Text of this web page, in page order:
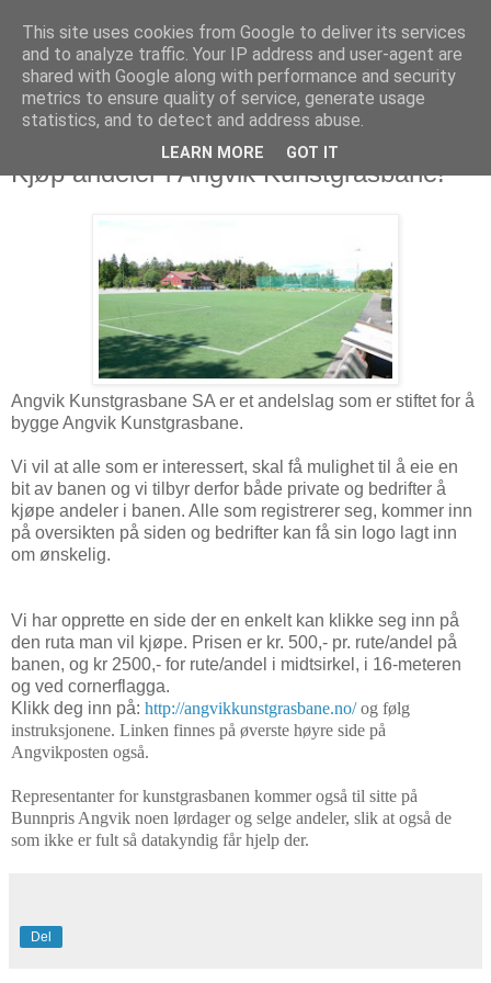
Kjøp andeler i Angvik Kunstgrasbane!
Angvik Kunstgrasbane SA er et andelslag som er stiftet for å
bygge Angvik Kunstgrasbane.
Vi vil at alle som er interessert, skal få mulighet til å eie en
bit av banen og vi tilbyr derfor både private og bedrifter å
kjøpe andeler i banen. Alle som registrerer seg, kommer inn
på oversikten på siden og bedrifter kan få sin logo lagt inn
om ønskelig.
Vi har opprette en side der en enkelt kan klikke seg inn på
den ruta man vil kjøpe. Prisen er kr. 500,- pr. rute/andel på
banen, og kr 2500,- for rute/andel i midtsirkel, i 16-meteren
og ved cornerflagga.
Klikk deg inn på: http://angvikkunstgrasbane.no/og følg
instruksjonene. Linken finnes på øverste høyre side på
Angvikposten også.
Representanter for kunstgrasbanen kommer også til sitte på
Bunnpris Angvik noen lørdager og selge andeler, slik at også de
som ikke er fult så datakyndig får hjelp der.
Del
This site uses cookies from Google to deliver its services
and to analyze traffic. Your IP address and user-agent are
shared with Google along with performance and security
metrics to ensure quality of service, generate usage
statistics, and to detect and address abuse.
LEARN MORE GOT IT